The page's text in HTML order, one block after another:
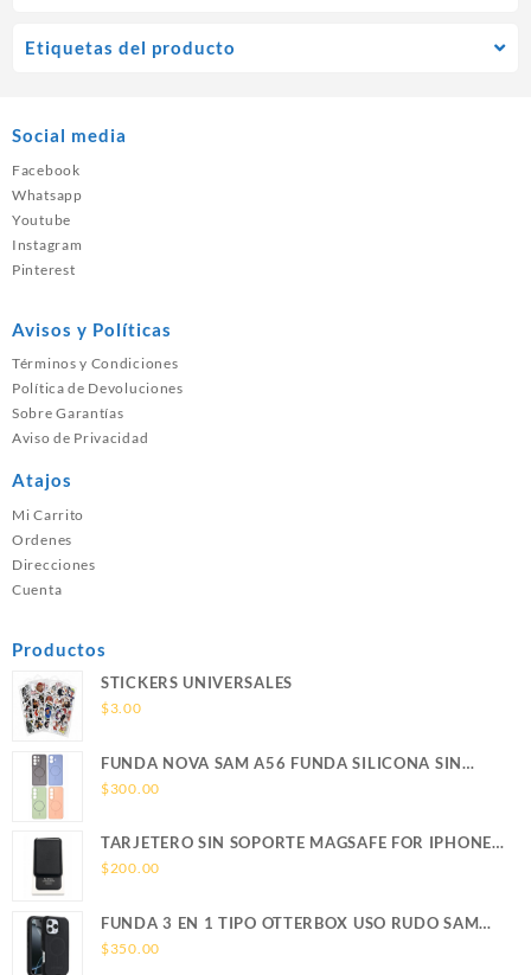
Etiquetas del producto
Social media
Facebook
Whatsapp
Youtube
Instagram
Pinterest
Avisos y Políticas
Términos y Condiciones
Política de Devoluciones
Sobre Garantías
Aviso de Privacidad
Atajos
Mi Carrito
Ordenes
Direcciones
Cuenta
Productos
STICKERS UNIVERSALES
$3.00
FUNDA NOVA SAM A56 FUNDA SILICONA SIN
SOPORTE MAGNETICO SAMSUNG
$300.00
TARJETERO SIN SOPORTE MAGSAFE FOR IPHONE
LEATHER WALLET MAGSAFE
$200.00
FUNDA 3 EN 1 TIPO OTTERBOX USO RUDO SAM
S26 ULTRA SAMSUNG S26 ULTRA
$350.00